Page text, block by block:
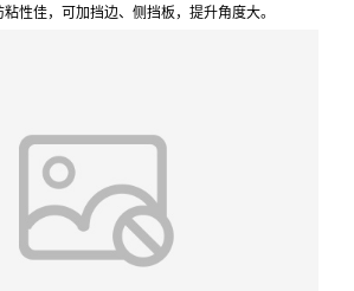
性佳，可加挡边、侧挡板，提升角度大。